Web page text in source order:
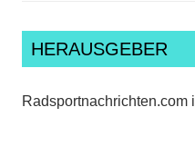
HERAUSGEBER
Radsportnachrichten.com